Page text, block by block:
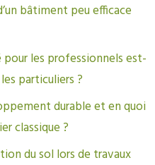
bâtiment peu efficace
les professionnels est-
particuliers ?
durable et en quoi
classique ?
du sol lors de travaux